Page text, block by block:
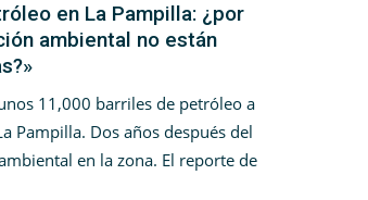
en La Pampilla: ¿por
ambiental no están
11,000 barriles de petróleo a
Pampilla. Dos años después del
en la zona. El reporte de